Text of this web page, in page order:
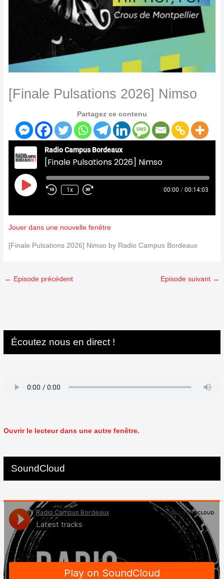
[Finale Pulsations 2026] Nimso
Partagez ce contenu
Radio Campus Bordeaux
[Finale Pulsations 2026] Nimso
Play
Episode
1x 00:00 / 00:14:03
Jouer dans une nouvelle fenêtre
[Finale Pulsations 2026] Nimso by Radio Campus Bordeaux
← Episode précédent Episode suivant →
Écoutez nous en direct !
Ouvrir le lecteur dans une autre fenêtre.
SoundCloud